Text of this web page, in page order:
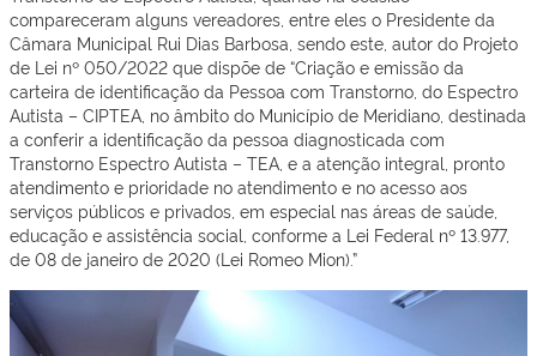
compareceram alguns vereadores, entre eles o Presidente da
Câmara Municipal Rui Dias Barbosa, sendo este, autor do Projeto
de Lei nº 050/2022 que dispõe de “Criação e emissão da
carteira de identificação da Pessoa com Transtorno, do Espectro
Autista – CIPTEA, no âmbito do Município de Meridiano, destinada
a conferir a identificação da pessoa diagnosticada com
Transtorno Espectro Autista – TEA, e a atenção integral, pronto
atendimento e prioridade no atendimento e no acesso aos
serviços públicos e privados, em especial nas áreas de saúde,
educação e assistência social, conforme a Lei Federal nº 13.977,
de 08 de janeiro de 2020 (Lei Romeo Mion).”